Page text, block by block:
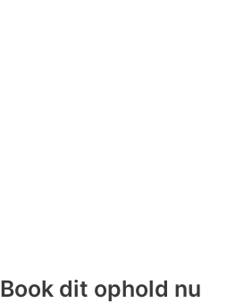
Book dit ophold nu